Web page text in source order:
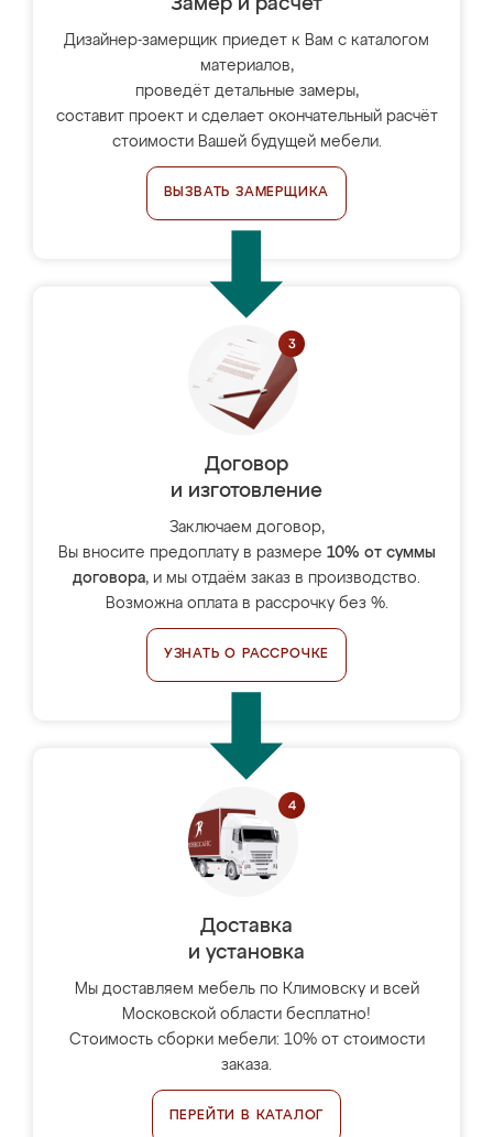
Замер и расчет
Дизайнер-замерщик приедет к Вам с каталогом
материалов,
проведёт детальные замеры,
составит проект и сделает окончательный расчёт
стоимости Вашей будущей мебели.
ВЫЗВАТЬ ЗАМЕРЩИКА
Договор
и изготовление
Заключаем договор,
Вы вносите предоплату в размере 10% от суммы
договора, и мы отдаём заказ в производство.
Возможна оплата в рассрочку без %.
УЗНАТЬ О РАССРОЧКЕ
Доставка
и установка
Мы доставляем мебель по Климовску и всей
Московской области бесплатно!
Стоимость сборки мебели: 10% от стоимости
заказа.
ПЕРЕЙТИ В КАТАЛОГ